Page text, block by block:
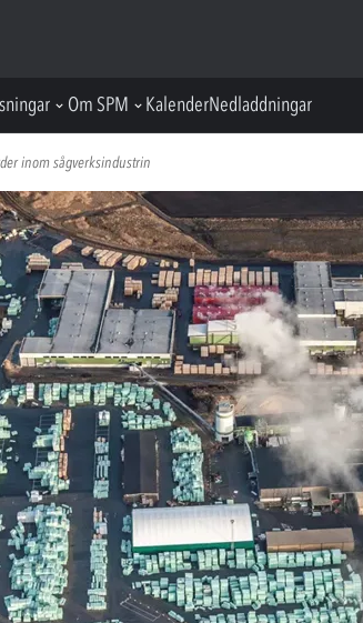
Om SPM KalenderNedladdningar
inom sågverksindustrin